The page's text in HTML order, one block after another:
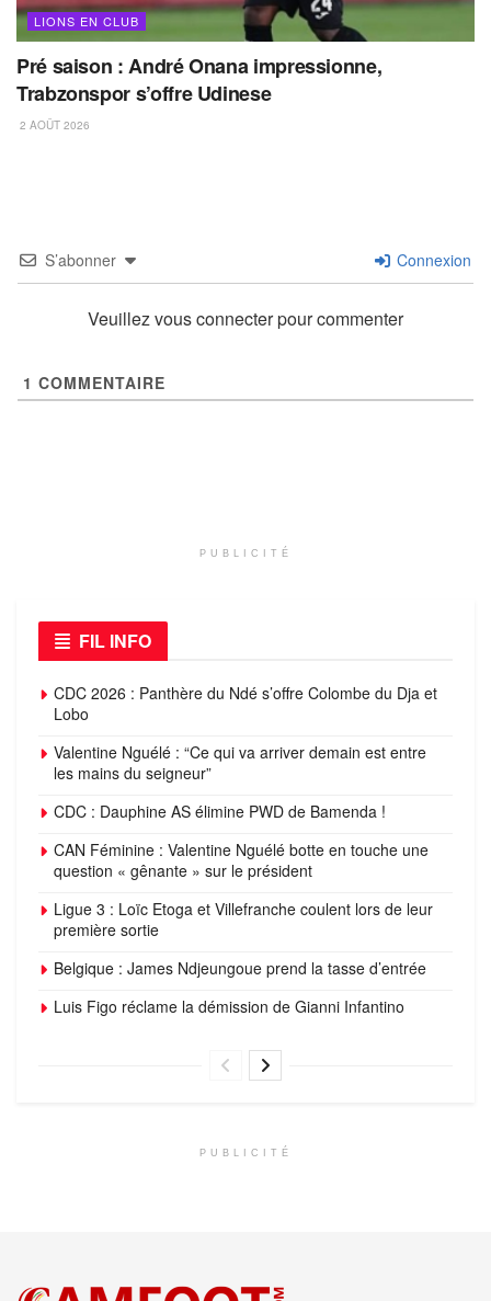
LIONS EN CLUB
Pré saison : André Onana impressionne,
Trabzonspor s’offre Udinese
2 AOÛT 2026
S’abonner Connexion
Veuillez vous connecter pour commenter
1 COMMENTAIRE
PUBLICITÉ
FIL INFO
CDC 2026 : Panthère du Ndé s’offre Colombe du Dja et
Lobo
Valentine Nguélé : “Ce qui va arriver demain est entre
les mains du seigneur”
CDC : Dauphine AS élimine PWD de Bamenda !
CAN Féminine : Valentine Nguélé botte en touche une
question « gênante » sur le président
Ligue 3 : Loïc Etoga et Villefranche coulent lors de leur
première sortie
Belgique : James Ndjeungoue prend la tasse d’entrée
Luis Figo réclame la démission de Gianni Infantino
PUBLICITÉ